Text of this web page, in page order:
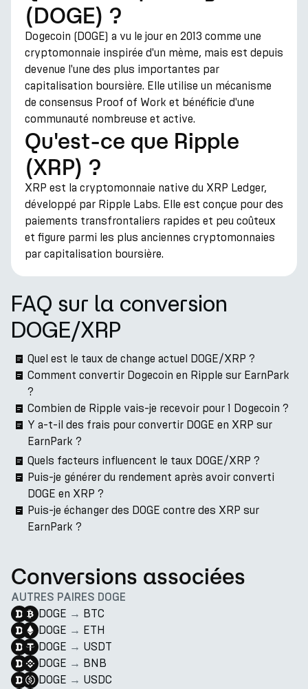
(DOGE) ?
Dogecoin (DOGE) a vu le jour en 2013 comme une
cryptomonnaie inspirée d'un mème, mais est depuis
devenue l'une des plus importantes par
capitalisation boursière. Elle utilise un mécanisme
de consensus Proof of Work et bénéficie d'une
communauté nombreuse et active.
Qu'est-ce que Ripple
(XRP) ?
XRP est la cryptomonnaie native du XRP Ledger,
développé par Ripple Labs. Elle est conçue pour des
paiements transfrontaliers rapides et peu coûteux
et figure parmi les plus anciennes cryptomonnaies
par capitalisation boursière.
FAQ sur la conversion
DOGE/XRP
Quel est le taux de change actuel DOGE/XRP ?
Comment convertir Dogecoin en Ripple sur EarnPark
?
Combien de Ripple vais-je recevoir pour 1 Dogecoin ?
Y a-t-il des frais pour convertir DOGE en XRP sur
EarnPark ?
Quels facteurs influencent le taux DOGE/XRP ?
Puis-je générer du rendement après avoir converti
DOGE en XRP ?
Puis-je échanger des DOGE contre des XRP sur
EarnPark ?
Conversions associées
AUTRES PAIRES DOGE
DOGE → BTC
DOGE → ETH
DOGE → USDT
DOGE → BNB
DOGE → USDC